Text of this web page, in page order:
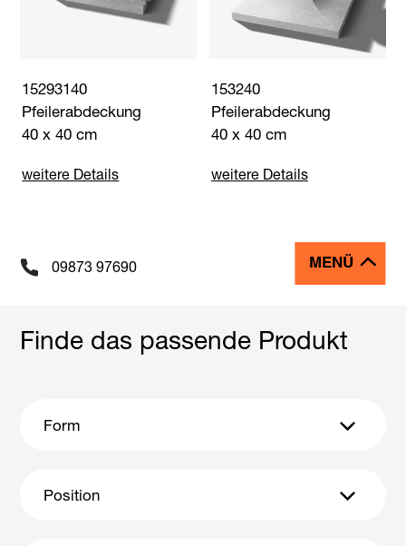
15293140
Pfeilerabdeckung
40 x 40 cm
weitere Details
153240
Pfeilerabdeckung
40 x 40 cm
weitere Details
09873 97690 MENÜ
Finde das passende Produkt